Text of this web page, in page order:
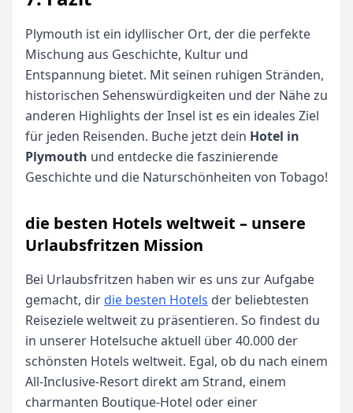
Plymouth ist ein idyllischer Ort, der die perfekte
Mischung aus Geschichte, Kultur und
Entspannung bietet. Mit seinen ruhigen Stränden,
historischen Sehenswürdigkeiten und der Nähe zu
anderen Highlights der Insel ist es ein ideales Ziel
für jeden Reisenden. Buche jetzt dein Hotel in
Plymouth und entdecke die faszinierende
Geschichte und die Naturschönheiten von Tobago!
die besten Hotels weltweit – unsere
Urlaubsfritzen Mission
Bei Urlaubsfritzen haben wir es uns zur Aufgabe
gemacht, dirdie besten Hotels der beliebtesten
Reiseziele weltweit zu präsentieren. So findest du
in unserer Hotelsuche aktuell über 40.000 der
schönsten Hotels weltweit. Egal, ob du nach einem
All-Inclusive-Resort direkt am Strand, einem
charmanten Boutique-Hotel oder einer